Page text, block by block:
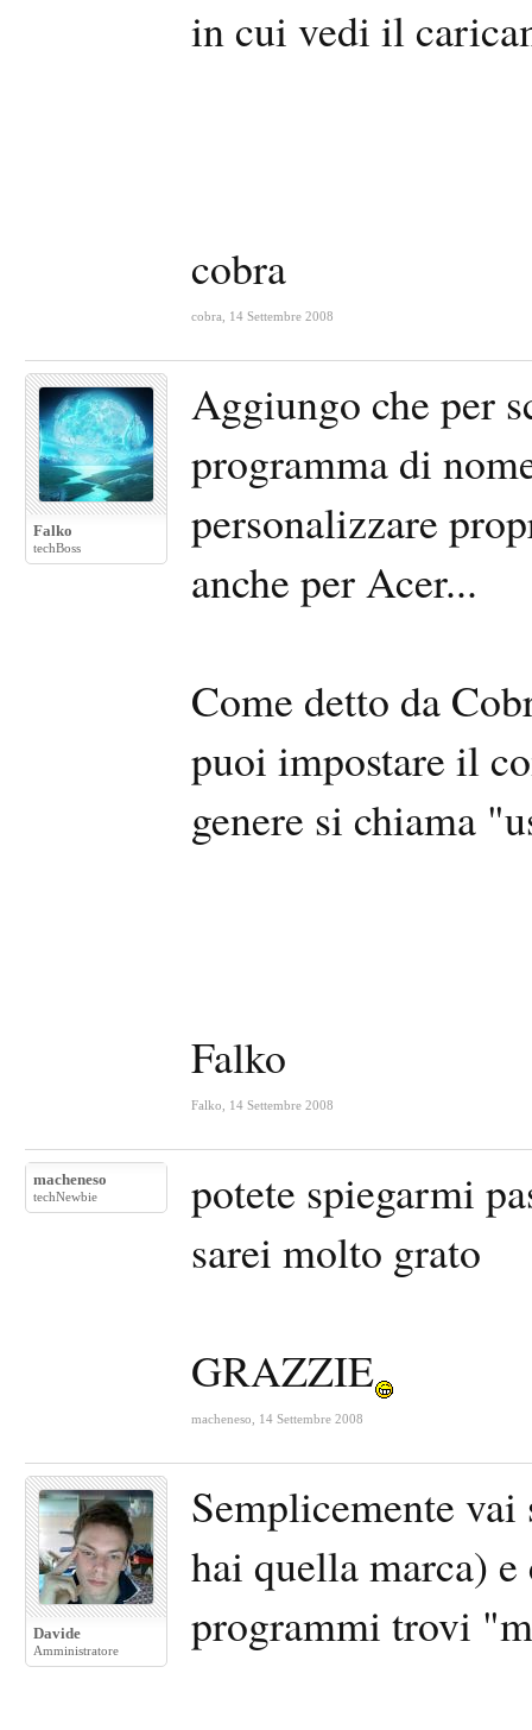
in cui vedi il
cobra
cobra 14 Settembre 2008
Falko
techBoss
Aggiungo che per
programma di
personalizzare
anche per Acer...
Come detto da
puoi impostare il
genere si chiama
Falko
Falko 14 Settembre 2008
macheneso
techNewbie
potete spiegarmi
sarei molto grato
GRAZZIE
macheneso 14 Settembre 2008
Davide
Amministratore
Semplicemente
hai quella marca)
programmi trovi